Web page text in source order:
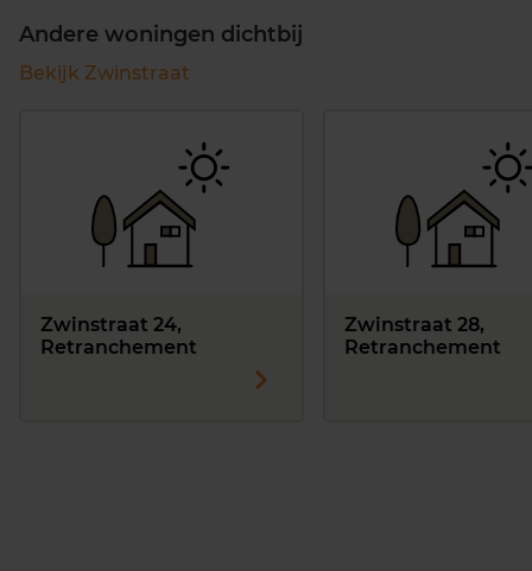
Andere woningen dichtbij
Bekijk Zwinstraat
Zwinstraat 24,
Retranchement
Zwinstraat 28,
Retranchement